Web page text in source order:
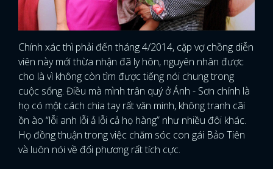
Chính xác thì phải đến tháng 4/2014, cặp vợ chồng diễn
viên này mới thừa nhận đã ly hôn, nguyên nhân được
cho là vì không còn tìm được tiếng nói chung trong
cuộc sống. Điều mà mình trân quý ở Ánh - Sơn chính là
họ có một cách chia tay rất văn minh, không tranh cãi
ồn ào “lỗi anh lỗi ả lỗi cả họ hàng” như nhiều đôi khác.
Họ đồng thuận trong việc chăm sóc con gái Bảo Tiên
và luôn nói về đối phương rất tích cực.